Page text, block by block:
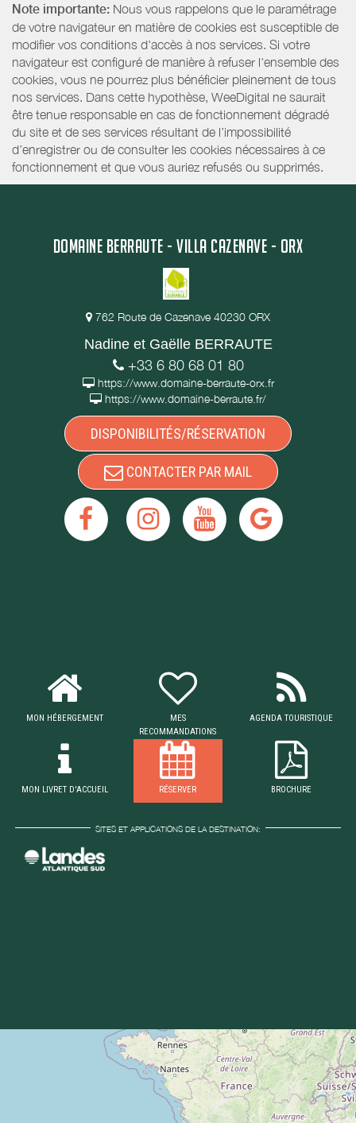
Note importante: Nous vous rappelons que le paramétrage
de votre navigateur en matière de cookies est susceptible de
modifier vos conditions d'accès à nos services. Si votre
navigateur est configuré de manière à refuser l'ensemble des
cookies, vous ne pourrez plus bénéficier pleinement de tous
nos services. Dans cette hypothèse, WeeDigital ne saurait
être tenue responsable en cas de fonctionnement dégradé
du site et de ses services résultant de l’impossibilité
d’enregistrer ou de consulter les cookies nécessaires à ce
fonctionnement et que vous auriez refusés ou supprimés.
DOMAINE BERRAUTE - VILLA CAZENAVE - ORX
762 Route de Cazenave 40230 ORX
Nadine et Gaëlle BERRAUTE
+33 6 80 68 01 80
https://www.domaine-berraute-orx.fr
https://www.domaine-berraute.fr/
DISPONIBILITÉS/RÉSERVATION
CONTACTER PAR MAIL
MON HÉBERGEMENT
MES
RECOMMANDATIONS
AGENDA TOURISTIQUE
MON LIVRET D'ACCUEIL RÉSERVER BROCHURE
SITES ET APPLICATIONS DE LA DESTINATION: